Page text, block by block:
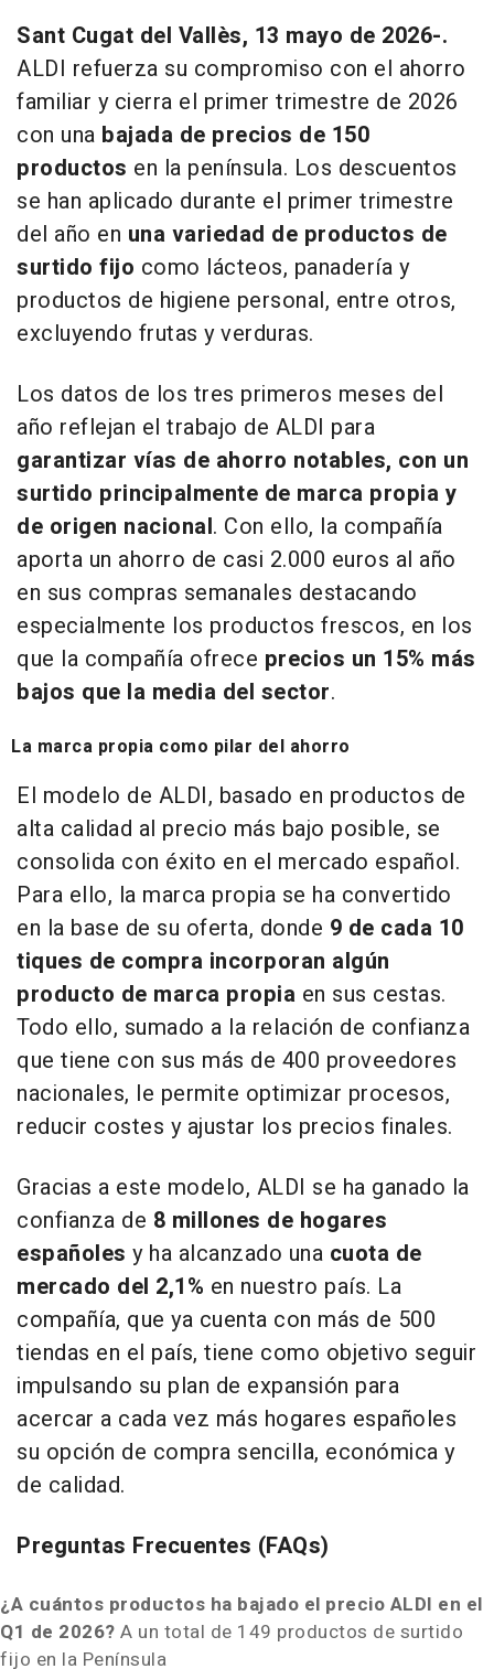
Sant Cugat del Vallès, 13 mayo de 2026-.
ALDI refuerza su compromiso con el ahorro
familiar y cierra el primer trimestre de 2026
con una bajada de precios de 150
productos en la península. Los descuentos
se han aplicado durante el primer trimestre
del año en una variedad de productos de
surtido fijo como lácteos, panadería y
productos de higiene personal, entre otros,
excluyendo frutas y verduras.
Los datos de los tres primeros meses del
año reflejan el trabajo de ALDI para
garantizar vías de ahorro notables, con un
surtido principalmente de marca propia y
de origen nacional. Con ello, la compañía
aporta un ahorro de casi 2.000 euros al año
en sus compras semanales destacando
especialmente los productos frescos, en los
que la compañía ofrece precios un 15% más
bajos que la media del sector.
La marca propia como pilar del ahorro
El modelo de ALDI, basado en productos de
alta calidad al precio más bajo posible, se
consolida con éxito en el mercado español.
Para ello, la marca propia se ha convertido
en la base de su oferta, donde 9 de cada 10
tiques de compra incorporan algún
producto de marca propia en sus cestas.
Todo ello, sumado a la relación de confianza
que tiene con sus más de 400 proveedores
nacionales, le permite optimizar procesos,
reducir costes y ajustar los precios finales.
Gracias a este modelo, ALDI se ha ganado la
confianza de 8 millones de hogares
españoles y ha alcanzado una cuota de
mercado del 2,1% en nuestro país. La
compañía, que ya cuenta con más de 500
tiendas en el país, tiene como objetivo seguir
impulsando su plan de expansión para
acercar a cada vez más hogares españoles
su opción de compra sencilla, económica y
de calidad.
Preguntas Frecuentes (FAQs)
¿A cuántos productos ha bajado el precio ALDI en el
Q1 de 2026? A un total de 149 productos de surtido
fijo en la Península